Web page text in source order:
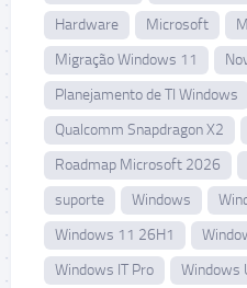
Hardware
Microsoft
Migração Windows 11
Planejamento de TI Windows
Qualcomm Snapdragon X2
Roadmap Microsoft 2026
suporte
Windows
Windows 11 26H1
Windows IT Pro
Windows